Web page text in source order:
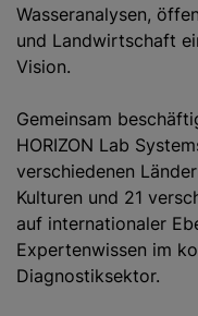
Wasseranalysen,
und Landwirtschaft
Vision.
Gemeinsam
HORIZON Lab
verschiedenen
Kulturen und 21
auf internationaler
Expertenwissen im
Diagnostiksektor.